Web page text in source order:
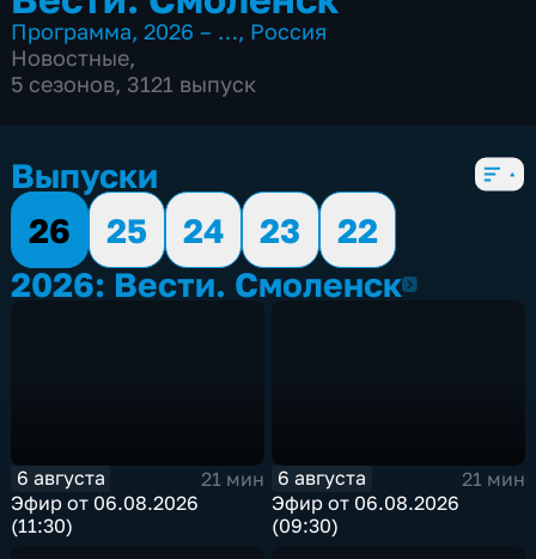
Программа,2026 – …, Россия
Новостные,
5 сезонов, 3121 выпуск
Выпуски
26
25 24 23
22
2026: Вести. Смоленск2026
6 августа
21 мин
Эфир от 06.08.2026
(11:30)
6 августа
21 мин
Эфир от 06.08.2026
(09:30)